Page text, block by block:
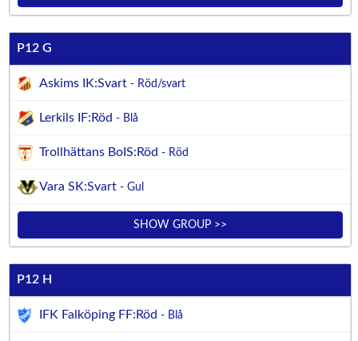
P12 G
Askims IK:Svart - Röd/svart
Lerkils IF:Röd - Blå
Trollhättans BoIS:Röd - Röd
Vara SK:Svart - Gul
SHOW GROUP >>
P12 H
IFK Falköping FF:Röd - Blå